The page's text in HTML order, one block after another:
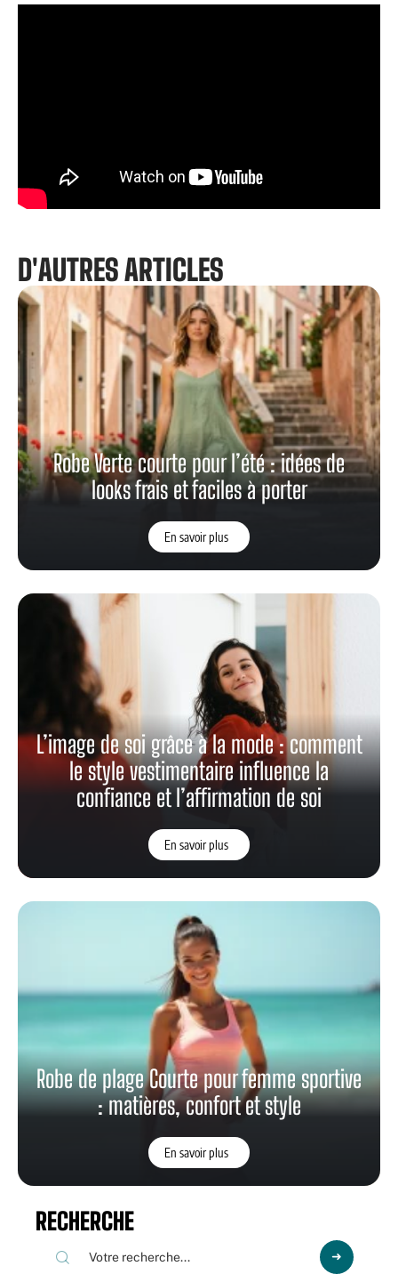
D'AUTRES ARTICLES
Robe Verte courte pour l’été : idées de
looks frais et faciles à porter
En savoir plus
L’image de soi grâce à la mode : comment
le style vestimentaire influence la
confiance et l’affirmation de soi
En savoir plus
Robe de plage Courte pour femme sportive
: matières, confort et style
En savoir plus
RECHERCHE